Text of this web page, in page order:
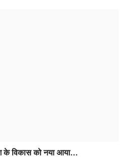
के विकास को नया आया...